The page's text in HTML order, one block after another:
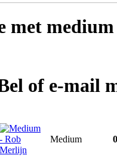
met
of e-mail
Medium